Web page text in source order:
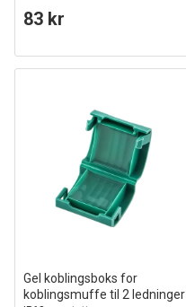
83 kr
Gel koblingsboks for
koblingsmuffe til 2 ledninger